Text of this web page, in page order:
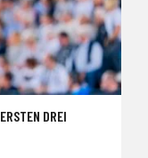
DREI